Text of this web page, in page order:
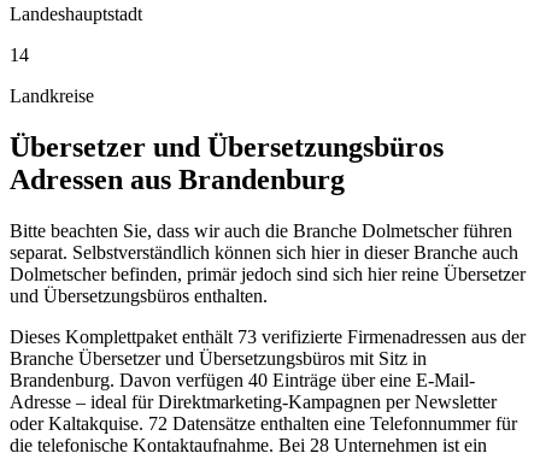
Landeshauptstadt
14
Landkreise
Übersetzer und Übersetzungsbüros
Adressen aus Brandenburg
Bitte beachten Sie, dass wir auch die Branche Dolmetscher führen
separat. Selbstverständlich können sich hier in dieser Branche auch
Dolmetscher befinden, primär jedoch sind sich hier reine Übersetzer
und Übersetzungsbüros enthalten.
Dieses Komplettpaket enthält 73 verifizierte Firmenadressen aus der
Branche Übersetzer und Übersetzungsbüros mit Sitz in
Brandenburg. Davon verfügen 40 Einträge über eine E-Mail-
Adresse – ideal für Direktmarketing-Kampagnen per Newsletter
oder Kaltakquise. 72 Datensätze enthalten eine Telefonnummer für
die telefonische Kontaktaufnahme. Bei 28 Unternehmen ist ein